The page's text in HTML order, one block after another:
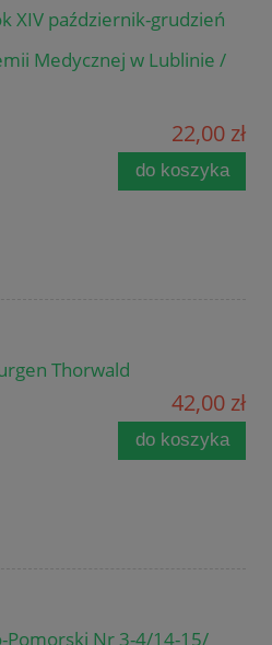
XIV październik-grudzień
Medycznej w Lublinie /
22,00 zł
do koszyka
Thorwald
42,00 zł
do koszyka
Pomorski Nr 3-4/14-15/